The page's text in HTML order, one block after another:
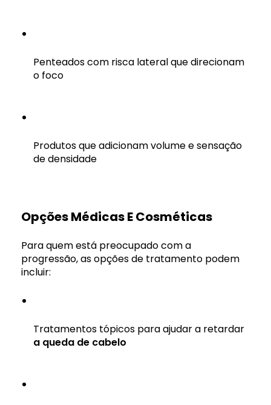
Penteados com risca lateral que direcionam
o foco
Produtos que adicionam volume e sensação
de densidade
Opções Médicas E Cosméticas
Para quem está preocupado com a
progressão, as opções de tratamento podem
incluir:
Tratamentos tópicos para ajudar a retardar
a queda de cabelo